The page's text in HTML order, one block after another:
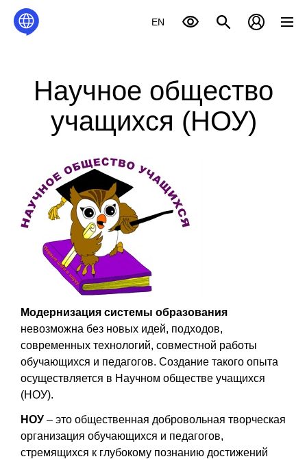
EN
Научное общество
учащихся (НОУ)
Модернизация системы образования
невозможна без новых идей, подходов,
современных технологий, совместной работы
обучающихся и педагогов. Создание такого опыта
осуществляется в Научном обществе учащихся
(НОУ).
НОУ – это общественная добровольная творческая
организация обучающихся и педагогов,
стремящихся к глубокому познанию достижений